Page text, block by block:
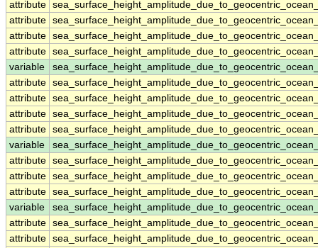
attribute
attribute
attribute
attribute
variable
attribute
attribute
attribute
attribute
variable
attribute
attribute
attribute
variable
attribute
attribute